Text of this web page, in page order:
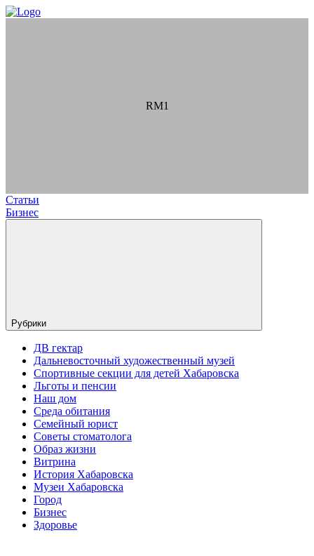
RM1
Статьи
Бизнес
Рубрики
ДВ гектар
Дальневосточный художественный музей
Спортивные секции для детей Хабаровска
Льготы и пенсии
Наш дом
Среда обитания
Семейный юрист
Советы стоматолога
Образ жизни
Витрина
История Хабаровска
Музеи Хабаровска
Город
Бизнес
Здоровье